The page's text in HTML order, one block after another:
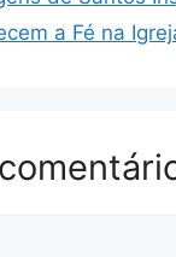
a Fé na